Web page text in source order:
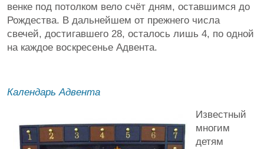
венке под потолком вело счёт дням, оставшимся до
Рождества. В дальнейшем от прежнего числа
свечей, достигавшего 28, осталось лишь 4, по одной
на каждое воскресенье Адвента.
Календарь Адвента
Известный
многим
детям